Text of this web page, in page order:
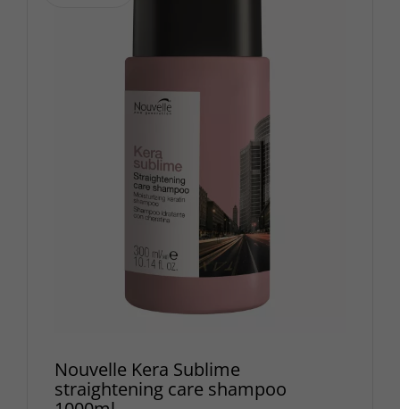
Nouvelle Kera Sublime
straightening care shampoo